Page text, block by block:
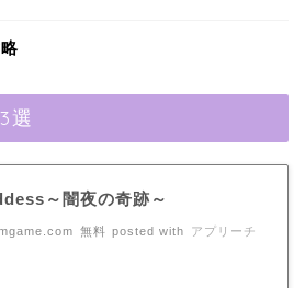
選
～闇夜の奇跡～
無料 posted with アプリーチ